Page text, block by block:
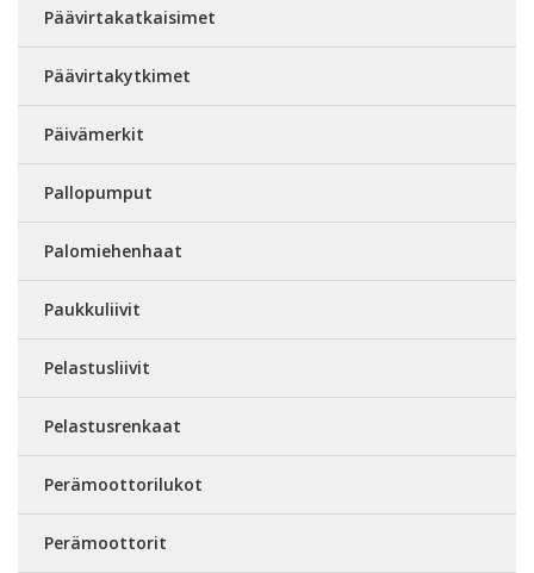
Päävirtakatkaisimet
Päävirtakytkimet
Päivämerkit
Pallopumput
Palomiehenhaat
Paukkuliivit
Pelastusliivit
Pelastusrenkaat
Perämoottorilukot
Perämoottorit